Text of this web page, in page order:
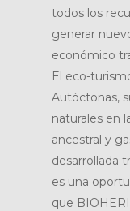
todos los
generar
económico
El eco-
Autóctonas,
naturales en
ancestral y
desarrollada
es una
que